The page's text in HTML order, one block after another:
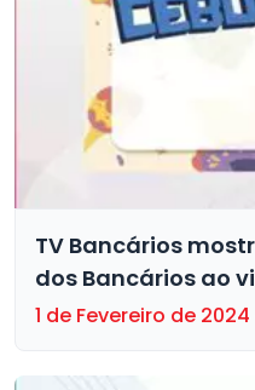
TV Bancários
dos Bancários ao
1 de Fevereiro de 2024